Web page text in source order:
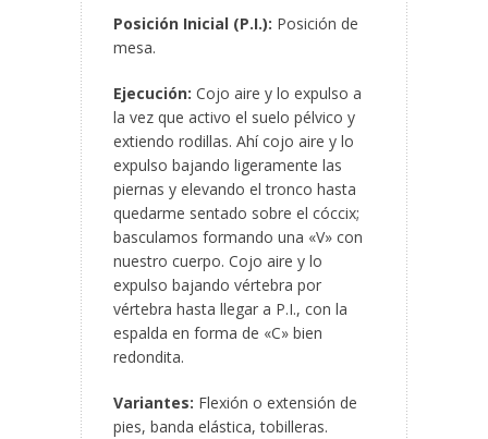
Posición Inicial (P.I.): Posición de
mesa.
Ejecución: Cojo aire y lo expulso a
la vez que activo el suelo pélvico y
extiendo rodillas. Ahí cojo aire y lo
expulso bajando ligeramente las
piernas y elevando el tronco hasta
quedarme sentado sobre el cóccix;
basculamos formando una «V» con
nuestro cuerpo. Cojo aire y lo
expulso bajando vértebra por
vértebra hasta llegar a P.I., con la
espalda en forma de «C» bien
redondita.
Variantes: Flexión o extensión de
pies, banda elástica, tobilleras.